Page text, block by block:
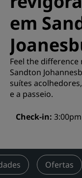
em
Feel the difference
Sandton
suítes
e a passeio.
Check-in 3:00pm
Ofertas